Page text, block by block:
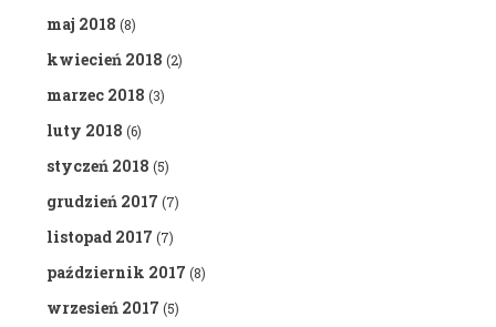
maj 2018 (8)
kwiecień 2018 (2)
marzec 2018 (3)
luty 2018 (6)
styczeń 2018 (5)
grudzień 2017 (7)
listopad 2017 (7)
październik 2017 (8)
wrzesień 2017 (5)